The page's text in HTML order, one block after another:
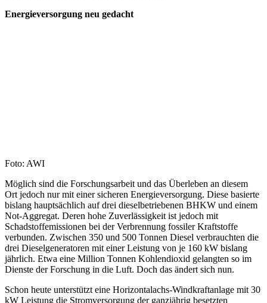
Energieversorgung neu gedacht
Foto: AWI
Möglich sind die Forschungsarbeit und das Überleben an diesem
Ort jedoch nur mit einer sicheren Energieversorgung. Diese basierte
bislang hauptsächlich auf drei dieselbetriebenen BHKW und einem
Not-Aggregat. Deren hohe Zuverlässigkeit ist jedoch mit
Schadstoffemissionen bei der Verbrennung fossiler Kraftstoffe
verbunden. Zwischen 350 und 500 Tonnen Diesel verbrauchten die
drei Dieselgeneratoren mit einer Leistung von je 160 kW bislang
jährlich. Etwa eine Million Tonnen Kohlendioxid gelangten so im
Dienste der Forschung in die Luft. Doch das ändert sich nun.
Schon heute unterstützt eine Horizontalachs-Windkraftanlage mit 30
kW Leistung die Stromversorgung der ganzjährig besetzten